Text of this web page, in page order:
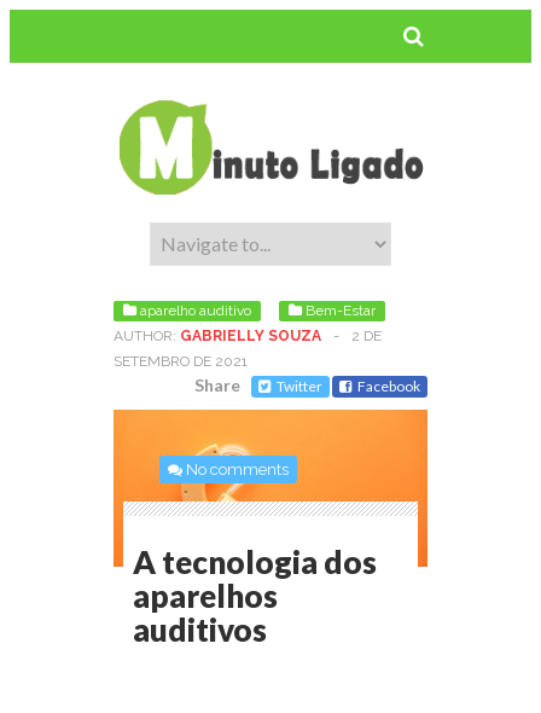
aparelho auditivo
Bem-Estar
AUTHOR: GABRIELLY SOUZA -
2 DE
SETEMBRO DE 2021
Share Twitter Facebook
No comments
A tecnologia dos
aparelhos
auditivos